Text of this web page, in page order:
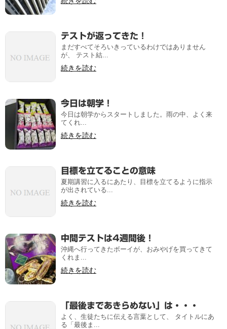
テストが返ってきた！
まだすべてそろいきっているわけではありません
が、 テスト結...
続きを読む
今日は朝学！
今日は朝学からスタートしました。雨の中、よく来
てくれ...
続きを読む
目標を立てることの意味
夏期講習に入るにあたり、目標を立てるように指示
が出されている...
続きを読む
中間テストは4週間後！
沖縄へ行ってきたボーイが、おみやげを買ってきて
くれま...
続きを読む
「最後まであきらめない」は・・・
よく、生徒たちに伝える言葉として、 タイトルにあ
る「最後ま...